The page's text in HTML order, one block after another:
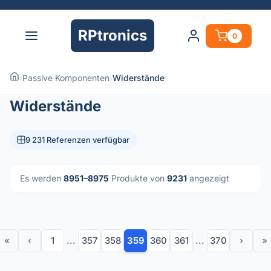
RPtronics 0
›Passive Komponenten›Widerstände
Widerstände
9 231 Referenzen verfügbar
Es werden 8951–8975 Produkte von 9231 angezeigt
« ‹ 1 ... 357 358 359 360 361 ... 370 › »